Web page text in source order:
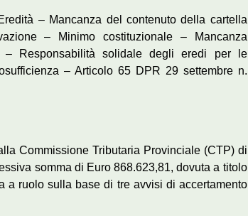
– Mancanza del contenuto della cartella
– Minimo costituzionale – Mancanza
– Responsabilità solidale degli eredi per le
– Articolo 65 DPR 29 settembre n.
Commissione Tributaria Provinciale (CTP) di
somma di Euro 868.623,81, dovuta a titolo
ruolo sulla base di tre avvisi di accertamento